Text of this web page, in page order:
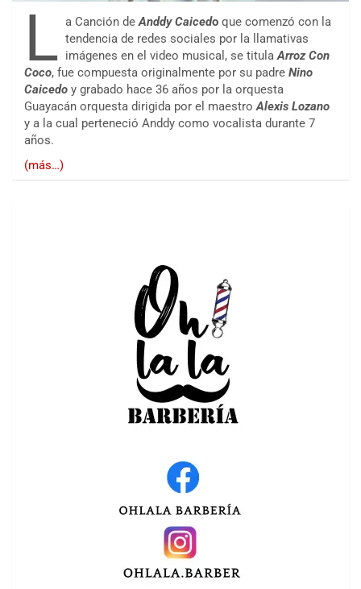
L a Canción deAnddy Caicedoque comenzó con la
tendencia de redes sociales por la llamativas
imágenes en el video musical, se titulaArroz Con
Coco, fue compuesta originalmente por su padre Nino
Caicedo y grabado hace 36 años por la orquesta
Guayacán orquesta dirigida por el maestroAlexis Lozano
y a la cual perteneció Anddy como vocalista durante 7
años.
(más…)